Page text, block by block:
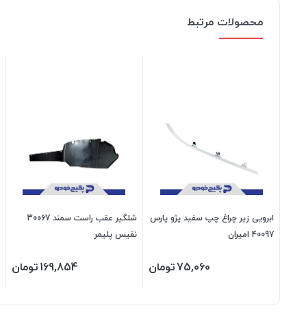
محصولات مرتبط
ابرویی زیر چراغ چپ سفید پژو پارس
40097 امیران
75,060تومان
شلگیر عقب راست سمند 30067
نفیس پلیمر
169,854تومان